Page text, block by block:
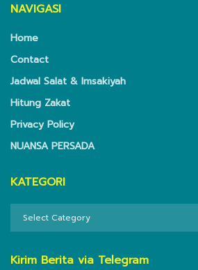
NAVIGASI
Home
Contact
Jadwal Salat & Imsakiyah
Hitung Zakat
Privacy Policy
NUANSA PERSADA
KATEGORI
KATEGORI
Kirim Berita via Telegram